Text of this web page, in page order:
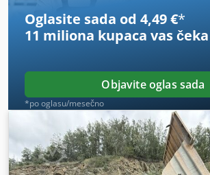
C27 motor sa 615 kW CE radna masa: 46,3 t
Oglasite sada od 4,49 €*
11 miliona kupaca vas čeka
Objavite oglas sada
*po oglasu/mesečno